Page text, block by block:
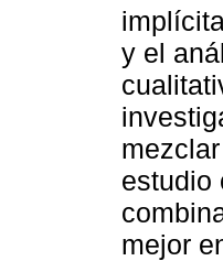
y el
estudio
mejor